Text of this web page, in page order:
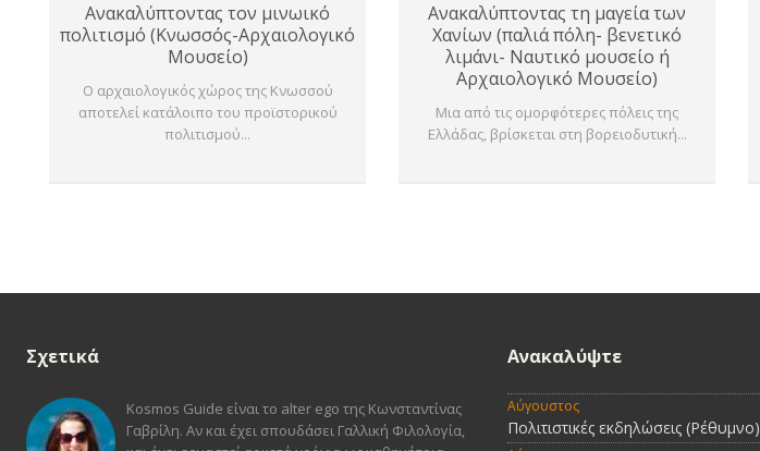
Ανακαλύπτοντας τον μινωικό
πολιτισμό (Κνωσσός-Αρχαιολογικό
Μουσείο)
Ο αρχαιολογικός χώρος της Κνωσσού
αποτελεί κατάλοιπο του προϊστορικού
πολιτισμού...
Ανακαλύπτοντας τη μαγεία των
Χανίων (παλιά πόλη- βενετικό
λιμάνι- Ναυτικό μουσείο ή
Αρχαιολογικό Μουσείο)
Μια από τις ομορφότερες πόλεις της
Ελλάδας, βρίσκεται στη βορειοδυτική...
Σχετικά
Kosmos Guide είναι το alter ego της Κωνσταντίνας
Γαβρίλη. Αν και έχει σπουδάσει Γαλλική Φιλολογία,
Ανακαλύψτε
Αύγουστος
Πολιτιστικές εκδηλώσεις (Ρέθυμνο)